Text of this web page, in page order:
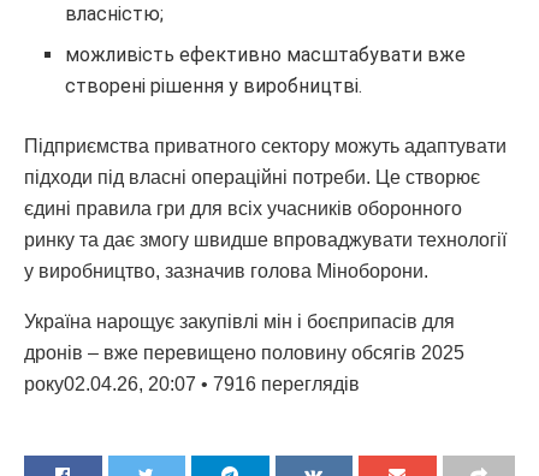
власністю;
можливість ефективно масштабувати вже
створені рішення у виробництві.
Підприємства приватного сектору можуть адаптувати
підходи під власні операційні потреби. Це створює
єдині правила гри для всіх учасників оборонного
ринку та дає змогу швидше впроваджувати технології
у виробництво, зазначив голова Міноборони.
Україна нарощує закупівлі мін і боєприпасів для
дронів – вже перевищено половину обсягів 2025
року02.04.26, 20:07 • 7916 переглядiв